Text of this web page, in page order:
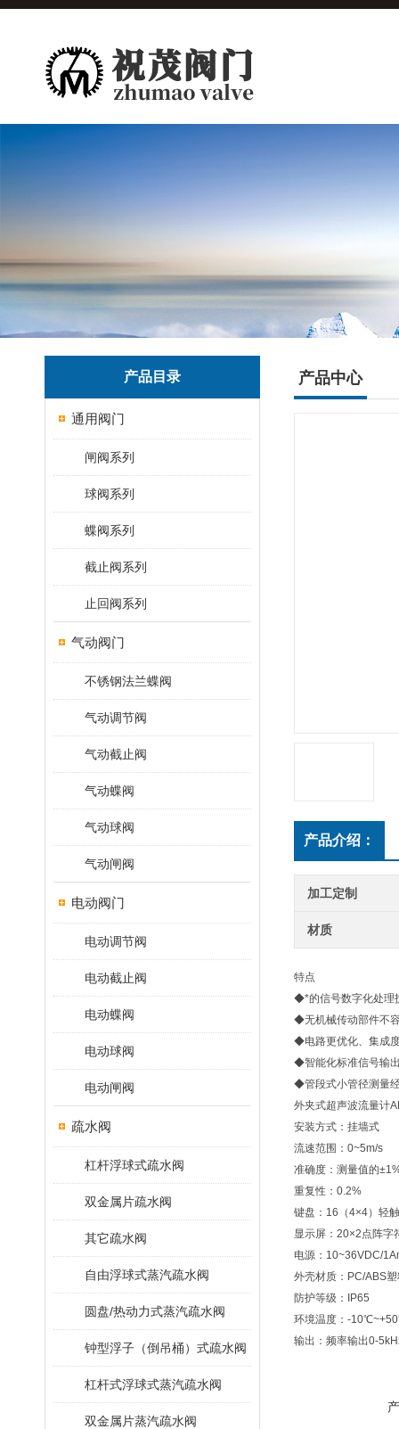
产品目录
通用阀门
闸阀系列
球阀系列
蝶阀系列
截止阀系列
止回阀系列
气动阀门
不锈钢法兰蝶阀
气动调节阀
气动截止阀
气动蝶阀
气动球阀
气动闸阀
电动阀门
电动调节阀
电动截止阀
电动蝶阀
电动球阀
电动闸阀
疏水阀
杠杆浮球式疏水阀
双金属片疏水阀
其它疏水阀
自由浮球式蒸汽疏水阀
圆盘/热动力式蒸汽疏水阀
钟型浮子（倒吊桶）式疏水阀
杠杆式浮球式蒸汽疏水阀
双金属片蒸汽疏水阀
产品中心
产品介绍：
加工定制
材质
特点
◆*的信号数字化处理
◆无机械传动部件不
◆电路更优化、集成
◆智能化标准信号输
◆管段式小管径测量
外夹式超声波流量计
安装方式：挂墙式
流速范围：0~5m/s
准确度：测量值的
重复性：0.2%
键盘：16（4×4）轻
显示屏：20×2点阵字
电源：10~36VDC/
外壳材质：PC/ABS
防护等级：IP65
环境温度：-
输出：频率输出0-